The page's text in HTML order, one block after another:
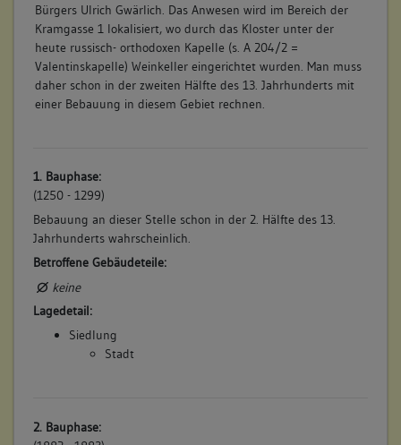
Bürgers Ulrich Gwärlich. Das Anwesen wird im Bereich der
Kramgasse 1 lokalisiert, wo durch das Kloster unter der
heute russisch- orthodoxen Kapelle (s. A 204/2 =
Valentinskapelle) Weinkeller eingerichtet wurden. Man muss
daher schon in der zweiten Hälfte des 13. Jahrhunderts mit
einer Bebauung in diesem Gebiet rechnen.
1. Bauphase:
(1250 - 1299)
Bebauung an dieser Stelle schon in der 2. Hälfte des 13.
Jahrhunderts wahrscheinlich.
Betroffene Gebäudeteile:
keine
Lagedetail:
Siedlung
Stadt
2. Bauphase: